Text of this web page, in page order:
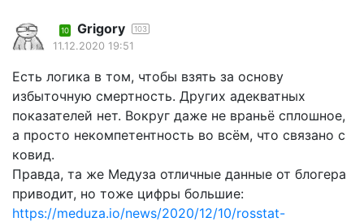
10 Grigory 103
11.12.2020 19:51
Есть логика в том, чтобы взять за основу
избыточную смертность. Других адекватных
показателей нет. Вокруг даже не враньё сплошное,
а просто некомпетентность во всём, что связано с
ковид.
Правда, та же Медуза отличные данные от блогера
приводит, но тоже цифры большие:
https://meduza.io/news/2020/12/10/rosstat-